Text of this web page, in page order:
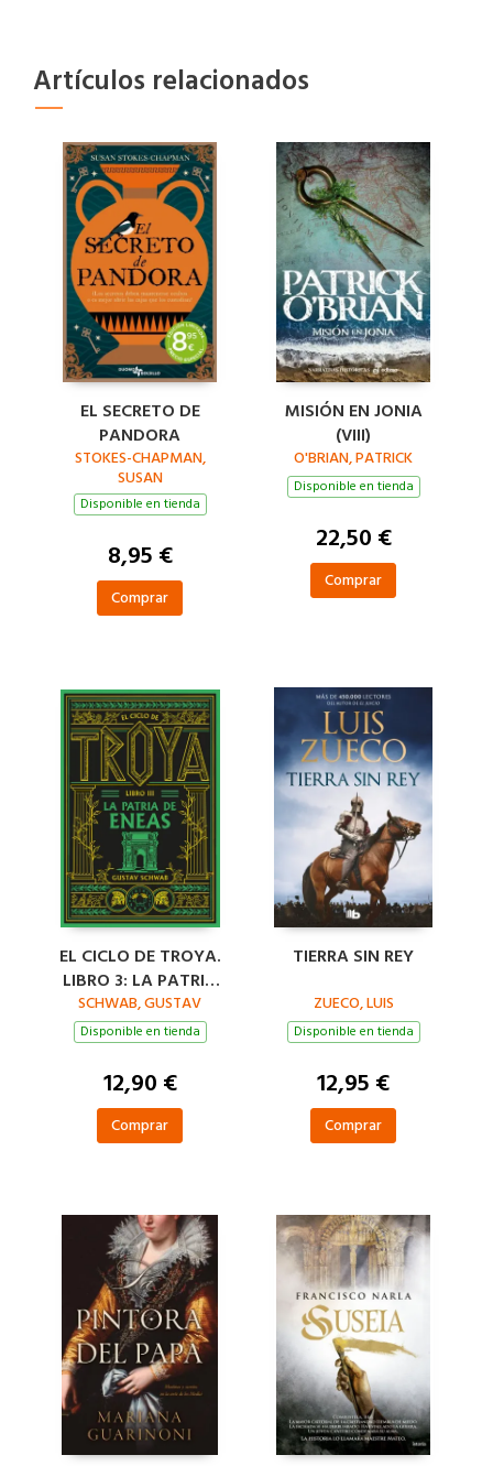
Artículos relacionados
EL SECRETO DE
PANDORA
STOKES-CHAPMAN,
SUSAN
Disponible en tienda
8,95 €
Comprar
MISIÓN EN JONIA
(VIII)
O'BRIAN, PATRICK
Disponible en tienda
22,50 €
Comprar
EL CICLO DE TROYA.
LIBRO 3: LA PATRIA
DE ENEAS
SCHWAB, GUSTAV
Disponible en tienda
12,90 €
Comprar
TIERRA SIN REY
ZUECO, LUIS
Disponible en tienda
12,95 €
Comprar